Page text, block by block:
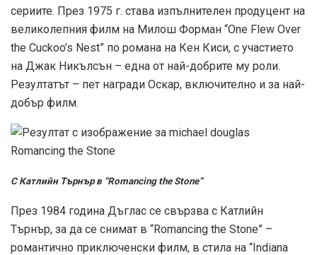
сериите. През 1975 г. става изпълнителен продуцент на
великолепния филм на Милош Форман “One Flew Over
the Cuckoo’s Nest” по романа на Кен Киси, с участието
на Джак Никълсън – една от най-добрите му роли.
Резултатът – пет награди Оскар, включително и за най-
добър филм.
С Катлийн Търнър в “Romancing the Stone”
През 1984 година Дъглас се свързва с Катлийн
Търнър, за да се снимат в “Romancing the Stone” –
романтично приключенски филм, в стила на “Indiana